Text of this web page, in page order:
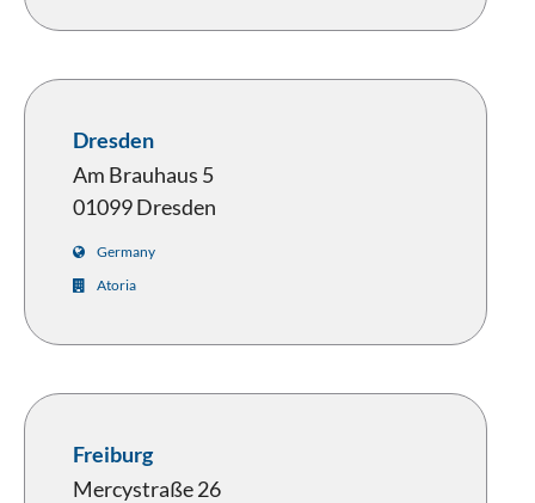
Dresden
Am Brauhaus 5
01099 Dresden
Germany
Atoria
Freiburg
Mercystraße 26